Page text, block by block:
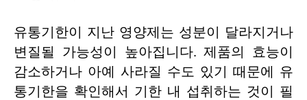
유통기한이 지난 영양제는 성분이 달라지거나
변질될 가능성이 높아집니다. 제품의 효능이
감소하거나 아예 사라질 수도 있기 때문에 유
통기한을 확인해서 기한 내 섭취하는 것이 필